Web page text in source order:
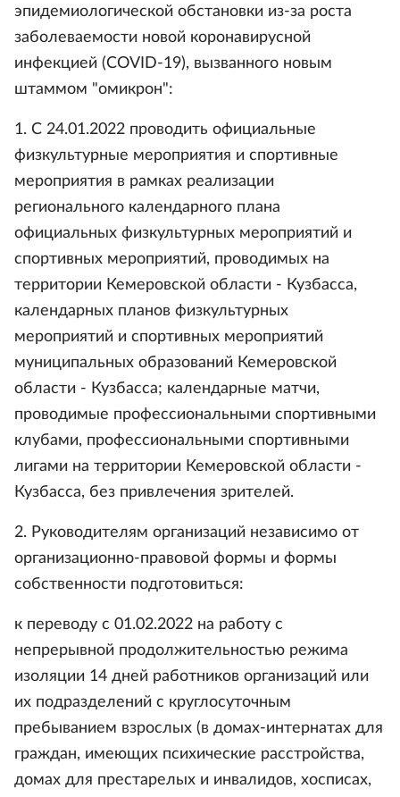
эпидемиологической обстановки из-за роста
заболеваемости новой коронавирусной
инфекцией (COVID-19), вызванного новым
штаммом "омикрон":
1. С 24.01.2022 проводить официальные
физкультурные мероприятия и спортивные
мероприятия в рамках реализации
регионального календарного плана
официальных физкультурных мероприятий и
спортивных мероприятий, проводимых на
территории Кемеровской области - Кузбасса,
календарных планов физкультурных
мероприятий и спортивных мероприятий
муниципальных образований Кемеровской
области - Кузбасса; календарные матчи,
проводимые профессиональными спортивными
клубами, профессиональными спортивными
лигами на территории Кемеровской области -
Кузбасса, без привлечения зрителей.
2. Руководителям организаций независимо от
организационно-правовой формы и формы
собственности подготовиться:
к переводу с 01.02.2022 на работу с
непрерывной продолжительностью режима
изоляции 14 дней работников организаций или
их подразделений с круглосуточным
пребыванием взрослых (в домах-интернатах для
граждан, имеющих психические расстройства,
домах для престарелых и инвалидов, хосписах,